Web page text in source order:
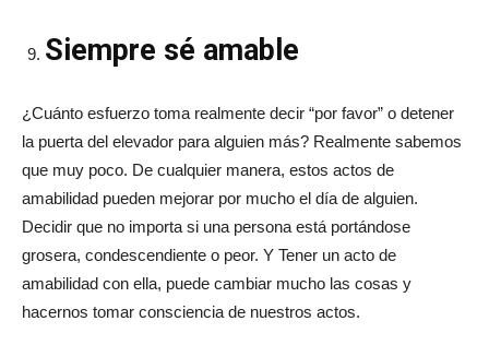
Siempre sé amable
¿Cuánto esfuerzo toma realmente decir “por favor” o detener
la puerta del elevador para alguien más? Realmente sabemos
que muy poco. De cualquier manera, estos actos de
amabilidad pueden mejorar por mucho el día de alguien.
Decidir que no importa si una persona está portándose
grosera, condescendiente o peor. Y Tener un acto de
amabilidad con ella, puede cambiar mucho las cosas y
hacernos tomar consciencia de nuestros actos.